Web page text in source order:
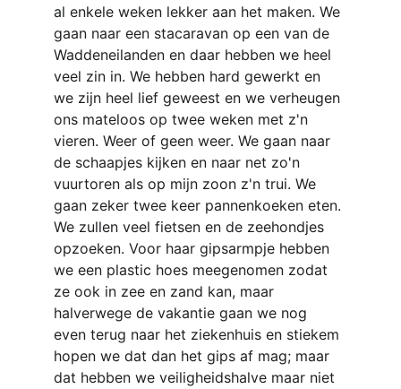
al enkele weken lekker aan het maken. We
gaan naar een stacaravan op een van de
Waddeneilanden en daar hebben we heel
veel zin in. We hebben hard gewerkt en
we zijn heel lief geweest en we verheugen
ons mateloos op twee weken met z'n
vieren. Weer of geen weer. We gaan naar
de schaapjes kijken en naar net zo'n
vuurtoren als op mijn zoon z'n trui. We
gaan zeker twee keer pannenkoeken eten.
We zullen veel fietsen en de zeehondjes
opzoeken. Voor haar gipsarmpje hebben
we een plastic hoes meegenomen zodat
ze ook in zee en zand kan, maar
halverwege de vakantie gaan we nog
even terug naar het ziekenhuis en stiekem
hopen we dat dan het gips af mag; maar
dat hebben we veiligheidshalve maar niet